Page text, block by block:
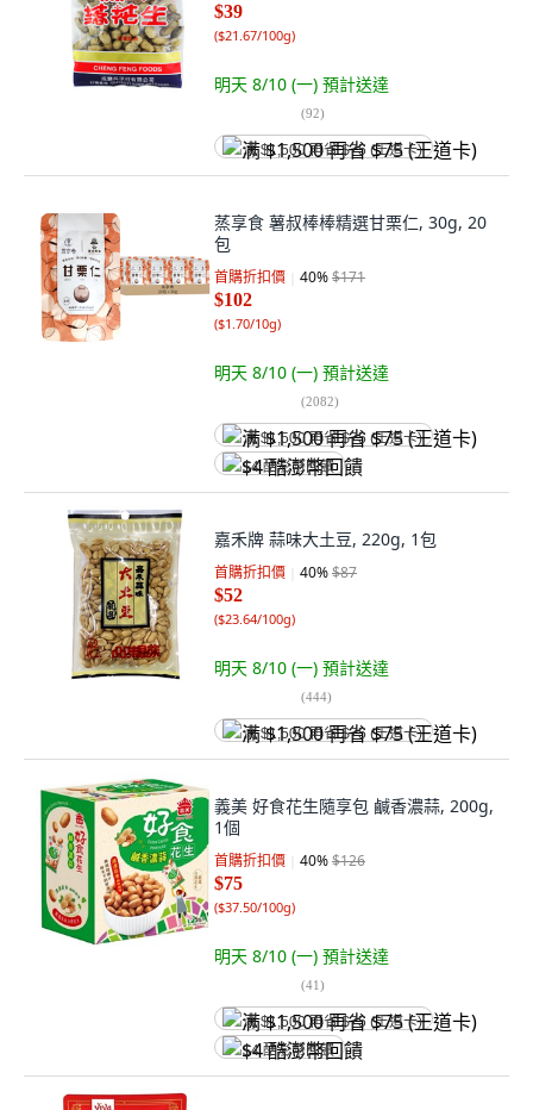
$39
($21.67/100g)
明天 8/10 (一) 預計送達
(92)
满 $1,500 再省 $75 (王道卡)
蒸享食 薯叔棒棒精選甘栗仁, 30g, 20
包
首購折扣價 40%$171
$102
($1.70/10g)
明天 8/10 (一) 預計送達
(2082)
满 $1,500 再省 $75 (王道卡)
$4 酷澎幣回饋
嘉禾牌 蒜味大土豆, 220g, 1包
首購折扣價 40%$87
$52
($23.64/100g)
明天 8/10 (一) 預計送達
(444)
满 $1,500 再省 $75 (王道卡)
義美 好食花生隨享包 鹹香濃蒜, 200g,
1個
首購折扣價 40%$126
$75
($37.50/100g)
明天 8/10 (一) 預計送達
(41)
满 $1,500 再省 $75 (王道卡)
$4 酷澎幣回饋